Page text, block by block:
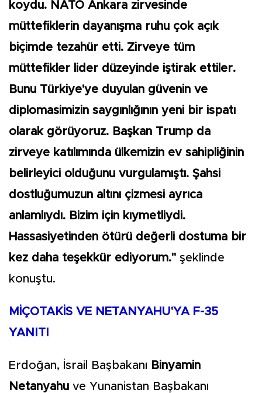
koydu. NATO Ankara zirvesinde
müttefiklerin dayanışma ruhu çok açık
biçimde tezahür etti. Zirveye tüm
müttefikler lider düzeyinde iştirak ettiler.
Bunu Türkiye'ye duyulan güvenin ve
diplomasimizin saygınlığının yeni bir ispatı
olarak görüyoruz. Başkan Trump da
zirveye katılımında ülkemizin ev sahipliğinin
belirleyici olduğunu vurgulamıştı. Şahsi
dostluğumuzun altını çizmesi ayrıca
anlamlıydı. Bizim için kıymetliydi.
Hassasiyetinden ötürü değerli dostuma bir
kez daha teşekkür ediyorum." şeklinde
konuştu.
MİÇOTAKİS VE NETANYAHU'YA F-35
YANITI
Erdoğan, İsrail Başbakanı Binyamin
Netanyahu ve Yunanistan Başbakanı